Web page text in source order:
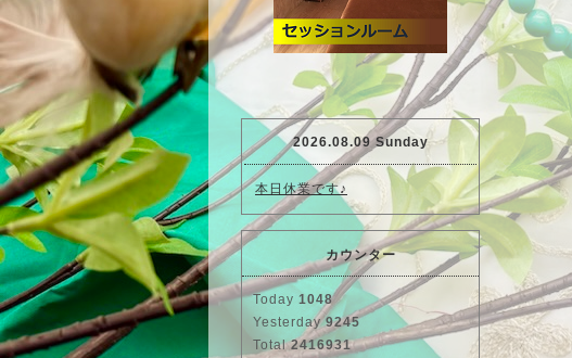
2026.08.09 Sunday
本日休業です♪
カウンター
Today 1048
Yesterday9245
Total2416931